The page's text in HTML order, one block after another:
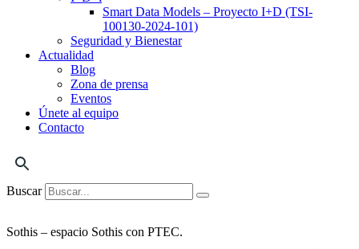
Smart Data Models – Proyecto I+D (TSI-
100130-2024-101)
Seguridad y Bienestar
Actualidad
Blog
Zona de prensa
Eventos
Únete al equipo
Contacto
Buscar
Sothis – espacio Sothis con PTEC.